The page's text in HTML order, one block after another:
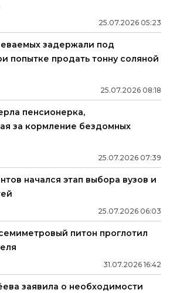
25.07.2026 05:23
задержали под
попытке продать тонну соляной
25.07.2026 08:18
пенсионерка,
за кормление бездомных
25.07.2026 07:39
начался этап выбора вузов и
25.07.2026 06:03
питон проглотил
31.07.2026 16:42
заявила о необходимости